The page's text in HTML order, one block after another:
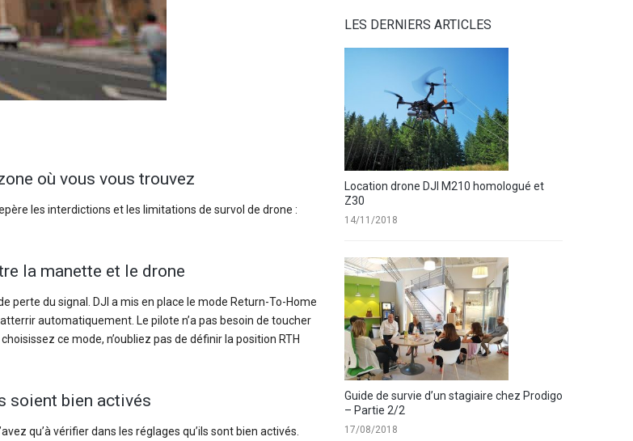
où vous vous trouvez
les interdictions et les limitations de survol de drone :
la manette et le drone
perte du signal. DJI a mis en place le mode Return-To-Home
automatiquement. Le pilote n’a pas besoin de toucher
ce mode, n’oubliez pas de définir la position RTH
soient bien activés
qu’à vérifier dans les réglages qu’ils sont bien activés.
LES DERNIERS ARTICLES
Location drone DJI M210 homologué et
Z30
14/11/2018
Guide de survie d’un stagiaire chez Prodigo
– Partie 2/2
17/08/2018